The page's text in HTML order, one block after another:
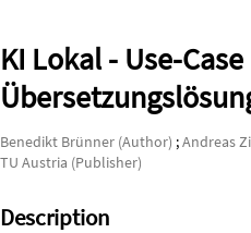
KI Lokal - Use-
Benedikt Brünner (Author) ;Andreas
TU Austria (Publisher)
Description